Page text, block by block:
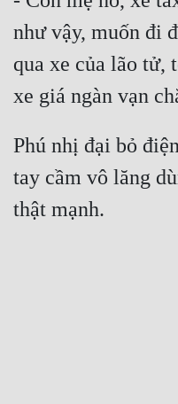
như vậy, muốn đi
qua xe của lão tử,
Phú nhị đại bỏ
tay cầm vô lăng